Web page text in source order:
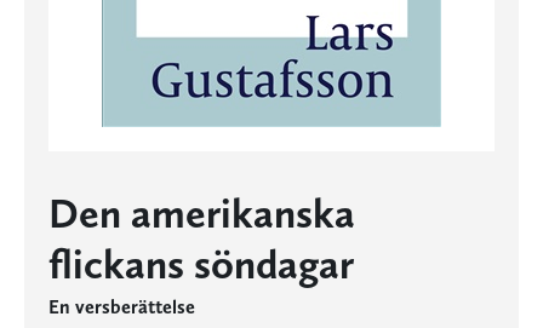
Den amerikanska
flickans söndagar
En versberättelse